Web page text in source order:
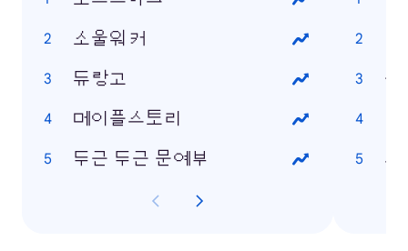
소울워커
듀랑고
메이플스토리
두근 두근 문예부
논
드